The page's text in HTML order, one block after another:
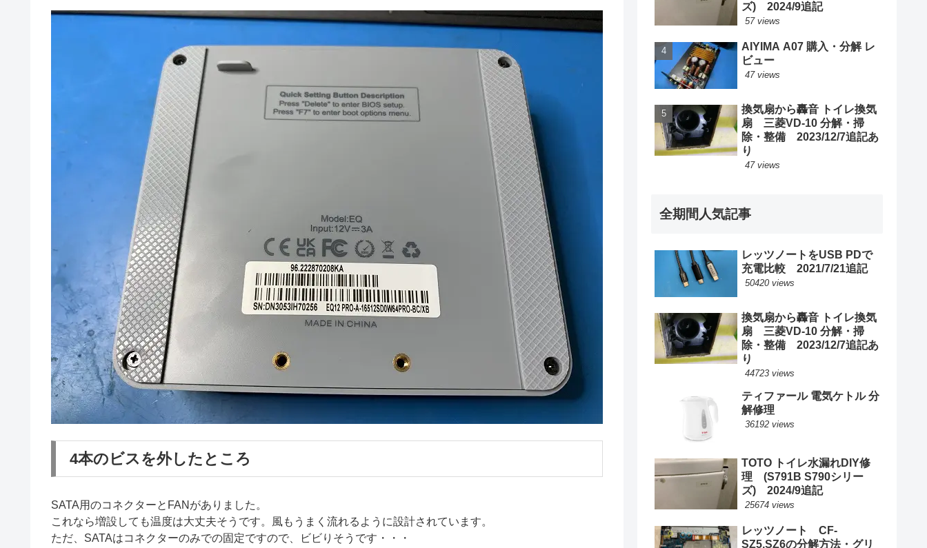
4本のビスを外したところ
SATA用のコネクターとFANがありました。
これなら増設しても温度は大丈夫そうです。風もうまく流れるように設計されています。
ただ、SATAはコネクターのみでの固定ですので、ビビりそうです・・・
ズ) 2024/9追記
57 views
AIYIMA A07 購入・分解 レ
ビュー
47 views
換気扇から轟音 トイレ換気
扇 三菱VD-10 分解・掃
除・整備 2023/12/7追記あ
り
47 views
全期間人気記事
レッツノートをUSB PDで
充電比較 2021/7/21追記
50420 views
換気扇から轟音 トイレ換気
扇 三菱VD-10 分解・掃
除・整備 2023/12/7追記あ
り
44723 views
ティファール 電気ケトル 分
解修理
36192 views
TOTO トイレ水漏れDIY修
理 (S791B S790シリー
ズ) 2024/9追記
25674 views
レッツノート CF-
SZ5,SZ6の分解方法・グリ